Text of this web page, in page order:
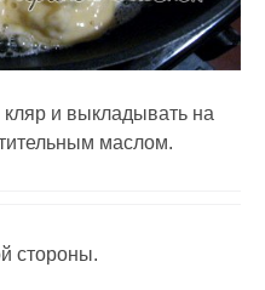
кляр и выкладывать на
маслом.
стороны.